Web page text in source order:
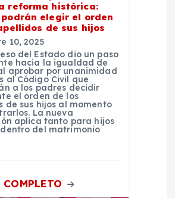
reforma histórica:
elegir el orden
de sus hijos
10, 2025
del Estado dio un paso
hacia la igualdad de
aprobar por unanimidad
al Código Civil que
a los padres decidir
el orden de los
de sus hijos al momento
La nueva
aplica tanto para hijos
del matrimonio
COMPLETO